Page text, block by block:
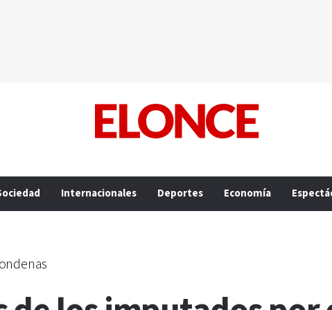
Internacionales Deportes Economía